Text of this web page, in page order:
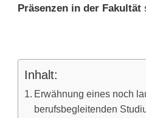
Präsenzen in der Fakultät
Inhalt:
Erwähnung eines noch
berufsbegleitenden